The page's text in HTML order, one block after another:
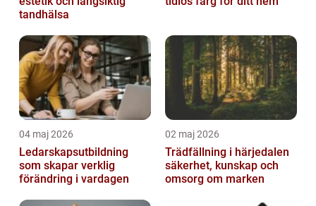
tandhälsa
04 maj 2026
Ledarskapsutbildning
som skapar verklig
förändring i vardagen
02 maj 2026
Trädfällning i härjedalen
säkerhet, kunskap och
omsorg om marken